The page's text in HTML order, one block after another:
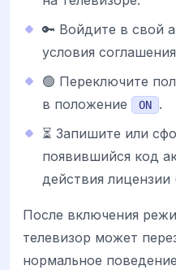
🔑 Войдите в свой
условия
🟢 Переключите
в положение
ON
.
⏳ Запишите или
появившийся код
действия лицензии
После включения
телевизор может
нормальное